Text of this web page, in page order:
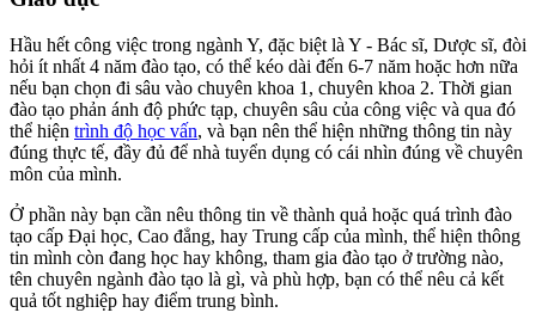
Hầu hết công việc trong ngành Y, đặc biệt là Y - Bác sĩ, Dược sĩ, đòi
hỏi ít nhất 4 năm đào tạo, có thể kéo dài đến 6-7 năm hoặc hơn nữa
nếu bạn chọn đi sâu vào chuyên khoa 1, chuyên khoa 2. Thời gian
đào tạo phản ánh độ phức tạp, chuyên sâu của công việc và qua đó
thể hiện trình độ học vấn, và bạn nên thể hiện những thông tin này
đúng thực tế, đầy đủ để nhà tuyển dụng có cái nhìn đúng về chuyên
môn của mình.
Ở phần này bạn cần nêu thông tin về thành quả hoặc quá trình đào
tạo cấp Đại học, Cao đẳng, hay Trung cấp của mình, thể hiện thông
tin mình còn đang học hay không, tham gia đào tạo ở trường nào,
tên chuyên ngành đào tạo là gì, và phù hợp, bạn có thể nêu cả kết
quả tốt nghiệp hay điểm trung bình.